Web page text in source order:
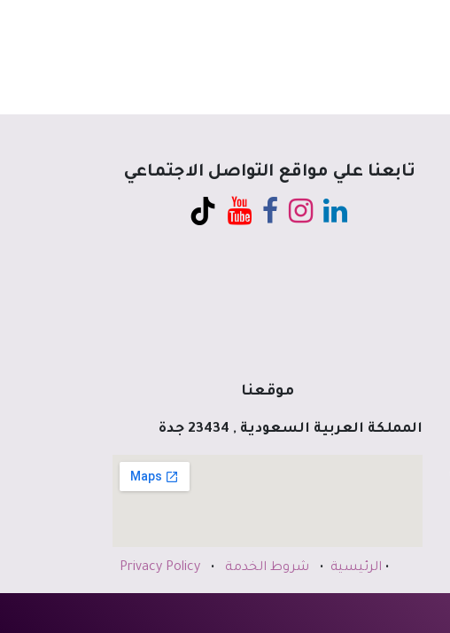
تابعنا علي مواقع التواصل الاجتماعي
موقعنا
المملكة العربية السعودية , 23434 جدة
• الرئيسية • شروط الخدمة •
Privacy Policy